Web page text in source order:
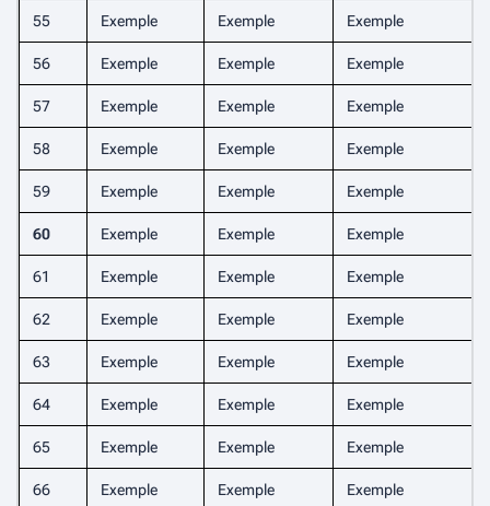
55 Exemple Exemple Exemple
56 Exemple Exemple Exemple
57 Exemple Exemple Exemple
58 Exemple Exemple Exemple
59 Exemple Exemple Exemple
60 Exemple Exemple Exemple
61 Exemple Exemple Exemple
62 Exemple Exemple Exemple
63 Exemple Exemple Exemple
64 Exemple Exemple Exemple
65 Exemple Exemple Exemple
66 Exemple Exemple Exemple